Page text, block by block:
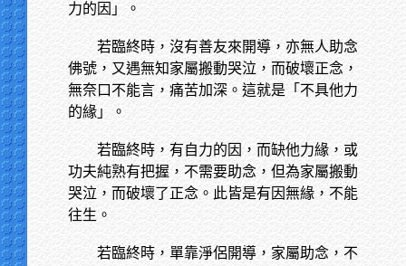
力的因」。
若臨終時，沒有善友來開導，亦無人助念
佛號，又遇無知家屬搬動哭泣，而破壞正念，
無奈口不能言，痛苦加深。這就是「不具他力
的緣」。
若臨終時，有自力的因，而缺他力緣，或
功夫純熟有把握，不需要助念，但為家屬搬動
哭泣，而破壞了正念。此皆是有因無緣，不能
往生。
若臨終時，單靠淨侶開導，家屬助念，不